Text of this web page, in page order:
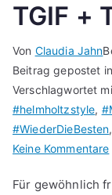
TGIF +
Von Claudia Jahn
Beitrag gepostet
Verschlagwortet
#helmholtzstyle,
#WiederDieBesten,
Keine Kommentare
Für gewöhnlich